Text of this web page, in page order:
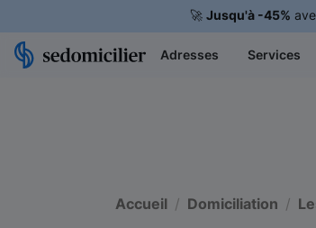
🚀 Jusqu'à -45%
Adresses Services
Accueil Domiciliation